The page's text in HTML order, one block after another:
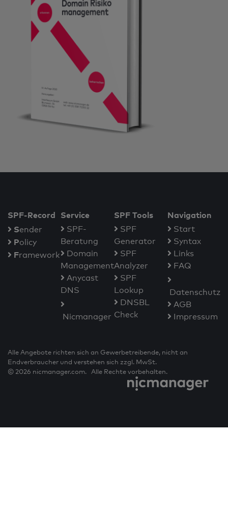
SPF-Record
Sender
Policy
Framework
Service
SPF-
Beratung
Domain
Management
Anycast
DNS
Nicmanager
SPF Tools
SPF
Generator
SPF
Analyzer
SPF
Lookup
DNSBL
Check
Navigation
Start
Syntax
Links
FAQ
Datenschutz
AGB
Impressum
Alle Angebote richten sich an Gewerbetreibende, nicht an
Endverbraucher und verstehen sich zzgl. MwSt.
© 2026 nicmanager.com. Alle Rechte vorbehalten.